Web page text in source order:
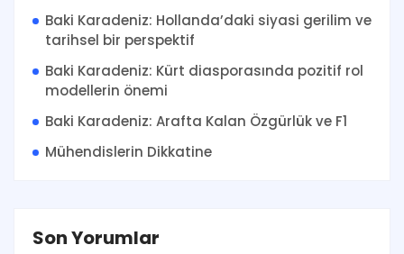
Baki Karadeniz: Hollanda’daki siyasi gerilim ve
tarihsel bir perspektif
Baki Karadeniz: Kürt diasporasında pozitif rol
modellerin önemi
Baki Karadeniz: Arafta Kalan Özgürlük ve F1
Mühendislerin Dikkatine
Son Yorumlar